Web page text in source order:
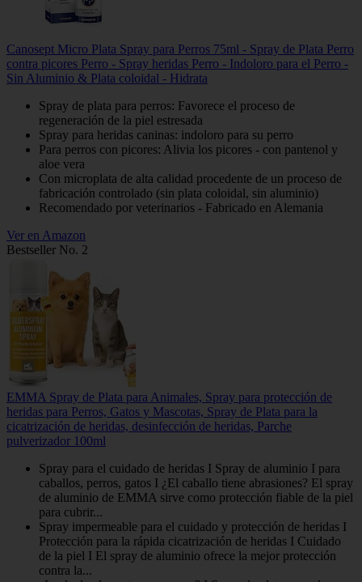
Canosept Micro Plata Spray para Perros 75ml - Spray de Plata Perro
contra picores Perro - Spray heridas Perro - Indoloro para el Perro -
Sin Aluminio & Plata coloidal - Hidrata
Spray de plata para perros: Favorece el proceso de
regeneración de la piel estresada
Spray para heridas caninas: indoloro para su perro
Para perros con picores: Alivia los picores - con pantenol y
aloe vera
Con microplata de alta calidad procedente de un proceso de
fabricación controlado (sin plata coloidal, sin aluminio)
Recomendado por veterinarios - Fabricado en Alemania
Ver en Amazon
Bestseller No. 2
EMMA Spray de Plata para Animales, Spray para protección de
heridas para Perros, Gatos y Mascotas, Spray de Plata para la
cicatrización de heridas, desinfección de heridas, Parche
pulverizador 100ml
Spray para el cuidado de heridas I Spray de aluminio I para
caballos, perros, gatos I ¿El caballo tiene abrasiones? El spray
de aluminio de EMMA sirve como protección fiable de la piel
para cubrir...
Spray impermeable para el cuidado y protección de heridas I
Protección para la rápida cicatrización de heridas I Cuidado
de la piel I El spray de aluminio ofrece la mejor protección
contra la...